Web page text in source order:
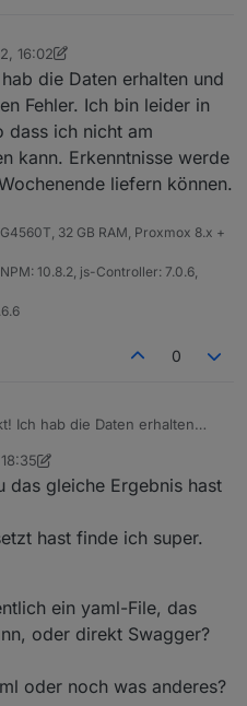
16:02
10. Sept. 2022, 18:14
die Daten erhalten und
Fehler. Ich bin leider in
dass ich nicht am
kann. Erkenntnisse werde
liefern können.
32 GB RAM, Proxmox 8.x +
10.8.2, js-Controller: 7.0.6,
0
Ich hab die Daten erhalten
so dass ich nicht
arbeiten kann. Erkenntnisse
nächsten Wochenende
10. Sept. 2022, 20:42
das gleiche Ergebnis hast
hast finde ich super.
ein yaml-File, das
oder direkt Swagger?
oder noch was anderes?